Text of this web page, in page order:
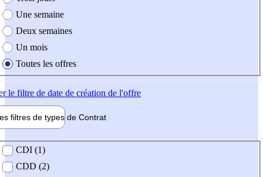
Une semaine
Deux semaines
Un mois
Toutes les offres
le filtre de date de création de l'offre
filtres de types de Contrat
contrat
CDI (1)
CDD (2)